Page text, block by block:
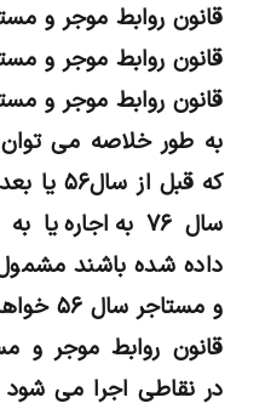
قانون روابط موجر و
قانون روابط موجر و
قانون روابط موجر و
به طور خلاصه می
سال ۷۶ به اجاره
داده شده باشند
و مستاجر سال ۵۶ خواهند بود.
در نقاطی اجرا می شود